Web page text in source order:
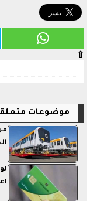
⇧
موضوعات